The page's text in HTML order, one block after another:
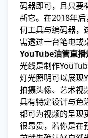
码器即可，且只要
新它。在2018年
何工具与编码器，
需透过一台笔电或
YouTube油管直
光线是制作
灯光照明可以展现
拍摄头像、艺术视
具有特定设计与色
都可为视频的呈现
很昂贵，若你是在